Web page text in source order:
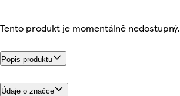
Tento produkt je momentálně nedostupný.
Popis produktu
Údaje o značce